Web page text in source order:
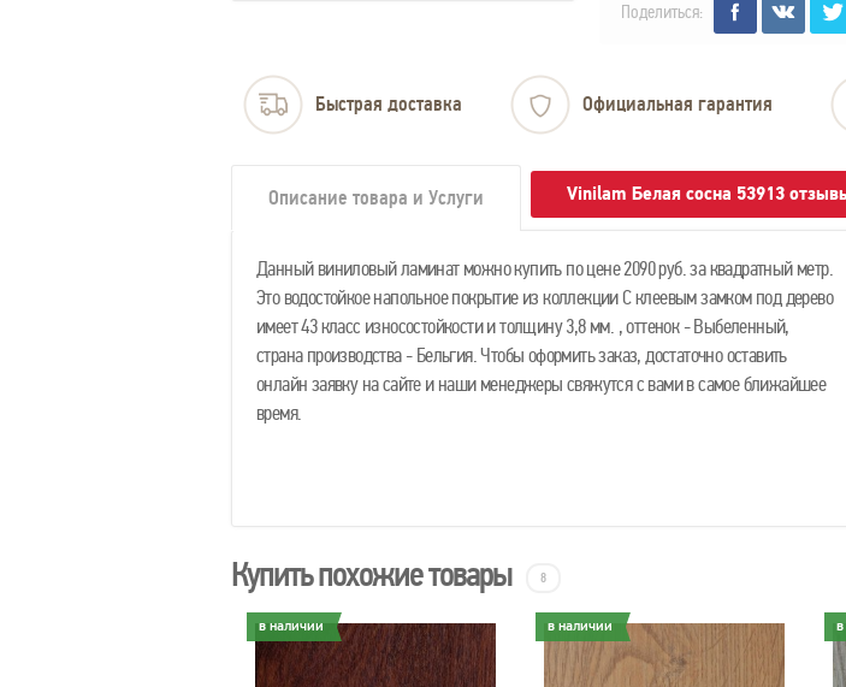
Поделиться:
Быстрая доставка Официальная гарантия
Описание товара и Услуги Vinilam Белая сосна 53913
Данный виниловый ламинат можно купить по цене 2090 руб. за квадратный метр.
Это водостойкое напольное покрытие из коллекции С клеевым замком под дерево
имеет 43 класс износостойкости и толщину 3,8 мм. , оттенок - Выбеленный,
страна производства - Бельгия. Чтобы оформить заказ, достаточно оставить
онлайн заявку на сайте и наши менеджеры свяжутся с вами в самое ближайшее
время.
Купить похожие товары 8
в наличии в наличии